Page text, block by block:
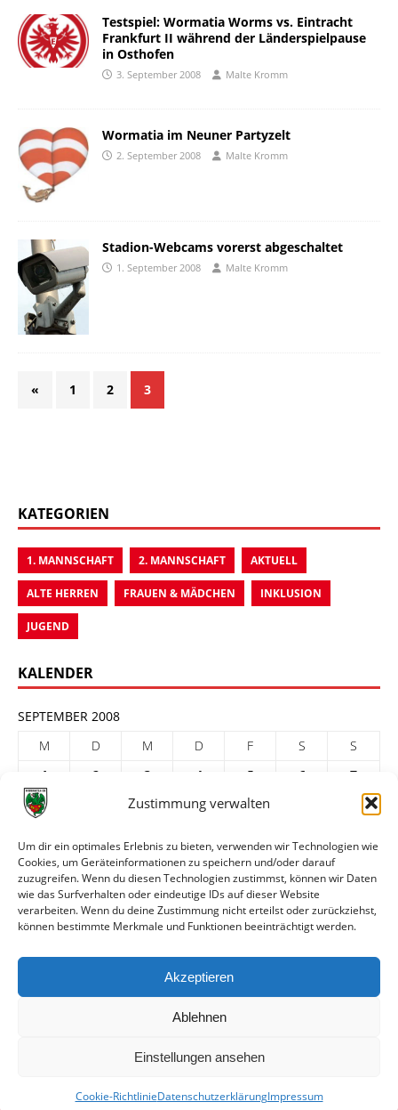
Zustimmung verwalten
Um dir ein optimales Erlebnis zu bieten, verwenden wir Technologien wie
Cookies, um Geräteinformationen zu speichern und/oder darauf
zuzugreifen. Wenn du diesen Technologien zustimmst, können wir Daten
wie das Surfverhalten oder eindeutige IDs auf dieser Website
verarbeiten. Wenn du deine Zustimmung nicht erteilst oder zurückziehst,
können bestimmte Merkmale und Funktionen beeinträchtigt werden.
Akzeptieren
Ablehnen
Einstellungen ansehen
Cookie-RichtlinieDatenschutzerklärungImpressum
Testspiel: Wormatia Worms vs. Eintracht
Frankfurt II während der Länderspielpause
in Osthofen
3. September 2008 Malte Kromm
Wormatia im Neuner Partyzelt
2. September 2008 Malte Kromm
Stadion-Webcams vorerst abgeschaltet
1. September 2008 Malte Kromm
« 1 2 3
KATEGORIEN
1. MANNSCHAFT 2. MANNSCHAFT AKTUELL
ALTE HERREN FRAUEN & MÄDCHEN INKLUSION
JUGEND
KALENDER
SEPTEMBER 2008
M
D M D F S
S
1
2 3 4 5 6
7
8
10 11 12
22
23 24 25 26 27
29
30
« Aug.
Okt. »
ARCHIV
© VfR Wormatia Worms